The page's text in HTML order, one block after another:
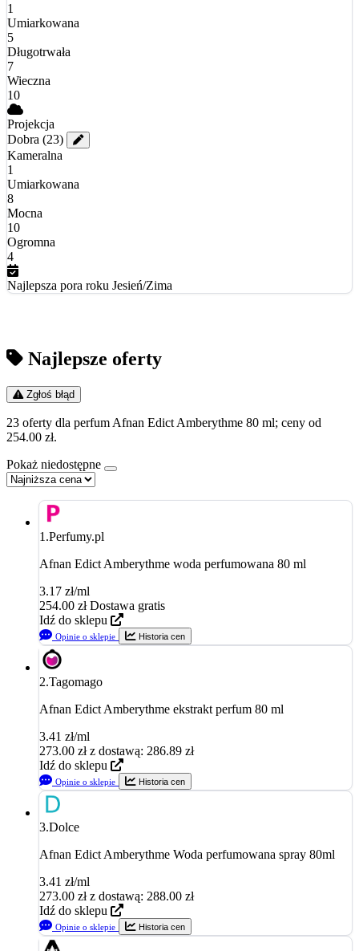
1
Umiarkowana
5
Długotrwała
7
Wieczna
10
Projekcja
Dobra (23)
Kameralna
1
Umiarkowana
8
Mocna
10
Ogromna
4
Najlepsza pora roku Jesień/Zima
Najlepsze oferty
Zgłoś błąd
23 oferty dla perfum Afnan Edict Amberythme 80 ml; ceny od
254.00 zł.
Pokaż niedostępne
1.Perfumy.pl
Afnan Edict Amberythme woda perfumowana 80 ml
3.17 zł/ml
254.00 zł Dostawa gratis
Idź do sklepu
Opinie o sklepie Historia cen
2.Tagomago
Afnan Edict Amberythme ekstrakt perfum 80 ml
3.41 zł/ml
273.00 zł z dostawą: 286.89 zł
Idź do sklepu
Opinie o sklepie Historia cen
3.Dolce
Afnan Edict Amberythme Woda perfumowana spray 80ml
3.41 zł/ml
273.00 zł z dostawą: 288.00 zł
Idź do sklepu
Opinie o sklepie Historia cen